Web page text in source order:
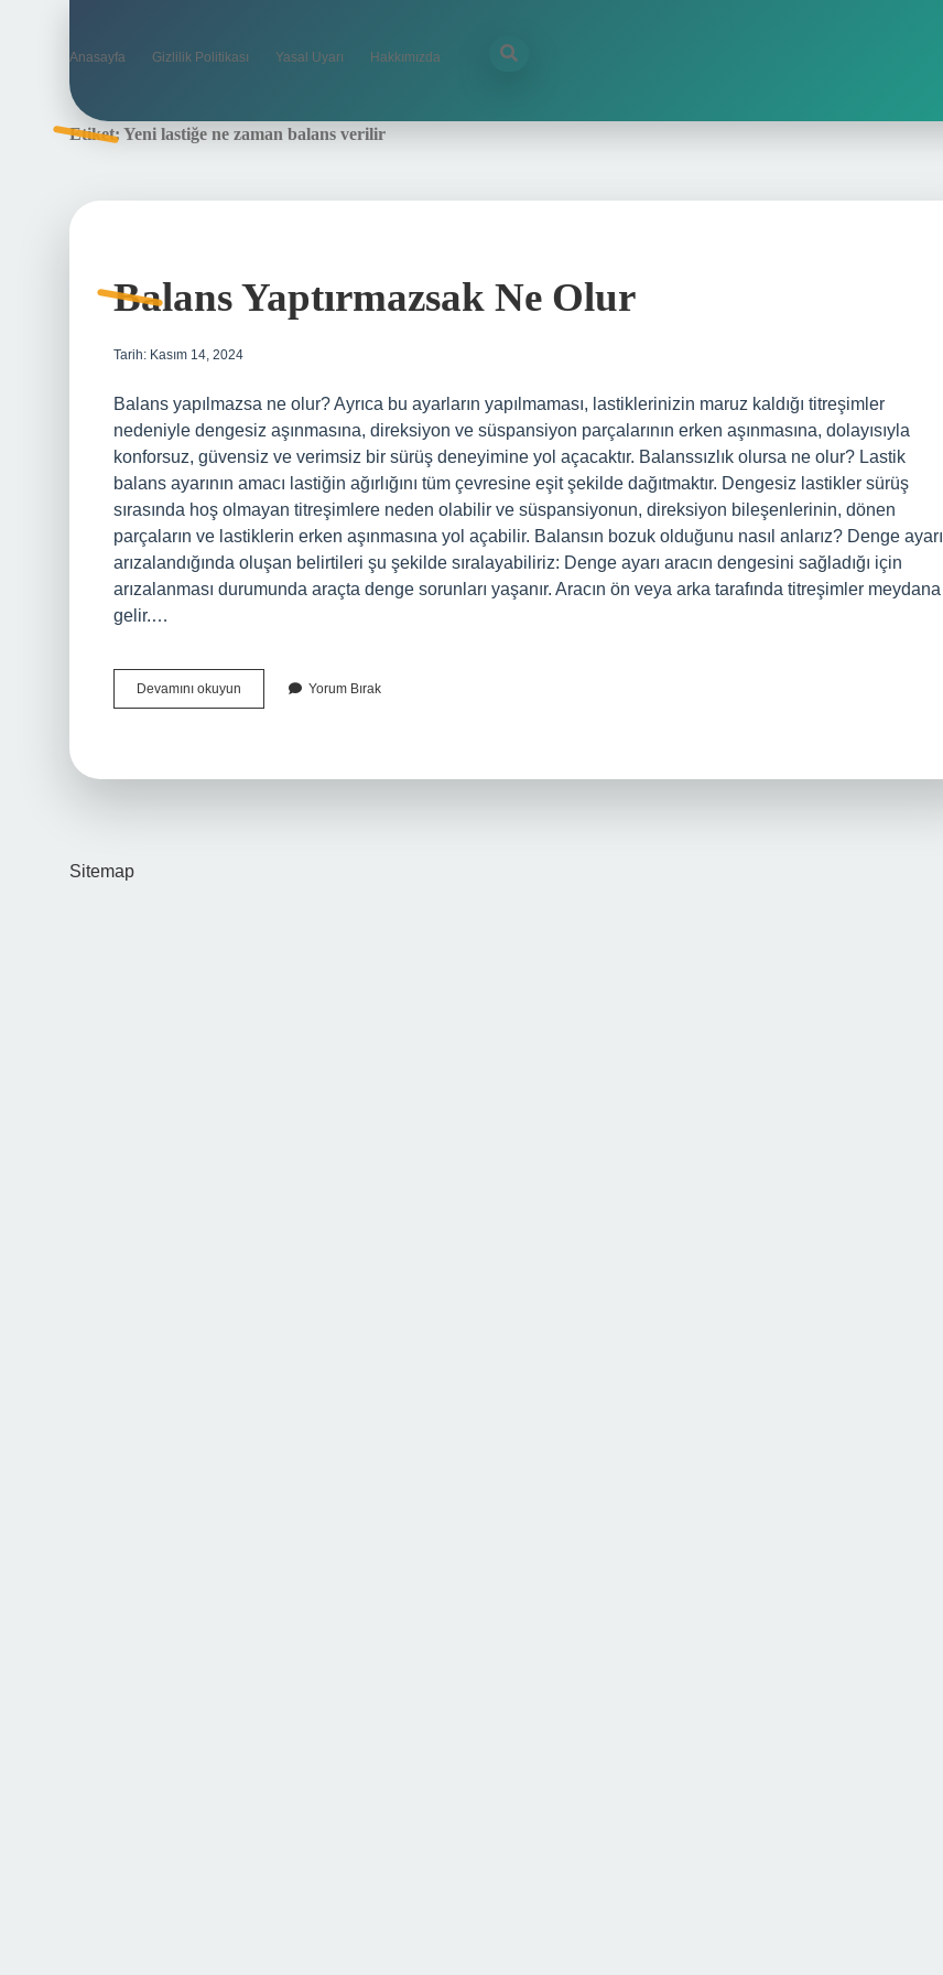
Anasayfa Gizlilik Politikası Yasal Uyarı Hakkımızda
Etiket: Yeni lastiğe ne zaman balans verilir
Balans Yaptırmazsak Ne Olur
Tarih: Kasım 14, 2024
Balans yapılmazsa ne olur? Ayrıca bu ayarların yapılmaması, lastiklerinizin maruz kaldığı titreşimler
nedeniyle dengesiz aşınmasına, direksiyon ve süspansiyon parçalarının erken aşınmasına, dolayısıyla
konforsuz, güvensiz ve verimsiz bir sürüş deneyimine yol açacaktır. Balanssızlık olursa ne olur? Lastik
balans ayarının amacı lastiğin ağırlığını tüm çevresine eşit şekilde dağıtmaktır. Dengesiz lastikler sürüş
sırasında hoş olmayan titreşimlere neden olabilir ve süspansiyonun, direksiyon bileşenlerinin, dönen
parçaların ve lastiklerin erken aşınmasına yol açabilir. Balansın bozuk olduğunu nasıl anlarız? Denge ayarı
arızalandığında oluşan belirtileri şu şekilde sıralayabiliriz: Denge ayarı aracın dengesini sağladığı için
arızalanması durumunda araçta denge sorunları yaşanır. Aracın ön veya arka tarafında titreşimler meydana
gelir.…
Devamını okuyun
Yaptırmazsak
Yorum Bırak
Sitemap